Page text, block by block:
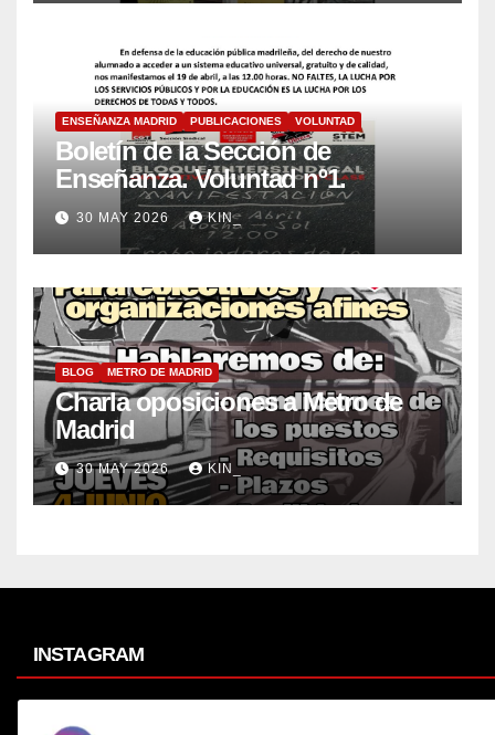
ENSEÑANZA MADRID PUBLICACIONES VOLUNTAD
Boletín de la Sección de
Enseñanza. Voluntad nº1.
30 MAY 2026 KIN_
BLOG METRO DE MADRID
Charla oposiciones a Metro de
Madrid
30 MAY 2026 KIN_
INSTAGRAM